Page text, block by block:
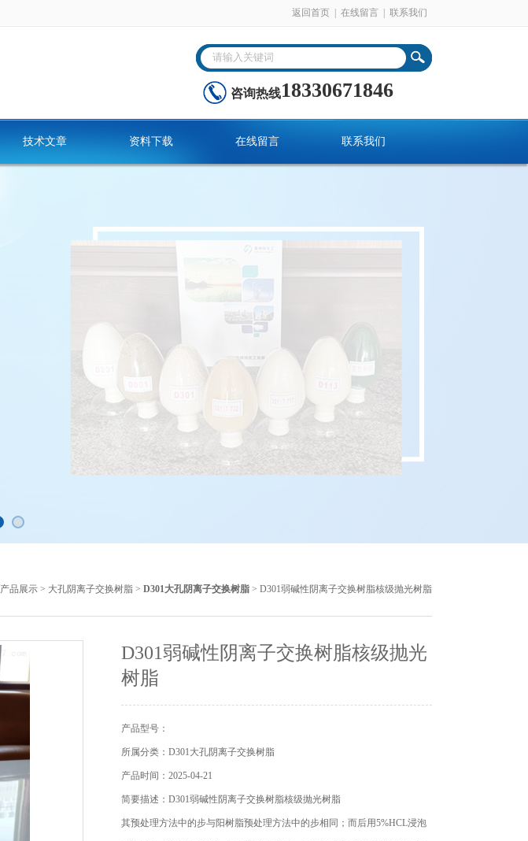
返回首页 在线留言 联系我们
咨询热线18330671846
技术文章 资料下载 在线留言 联系我们
产品展示 > 大孔阴离子交换树脂 > D301大孔阴离子交换树脂 > D301弱碱性阴离子交换树脂核级抛光树脂
D301弱碱性阴离子交换树脂核级抛光
树脂
产品型号：
所属分类：D301大孔阴离子交换树脂
产品时间：2025-04-21
简要描述：D301弱碱性阴离子交换树脂核级抛光树脂
其预处理方法中的步与阳树脂预处理方法中的步相同；而后用5%HCL浸泡